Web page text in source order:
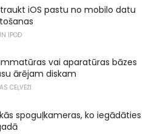
iOS pastu no mobilo datu
IPOD
vai aparatūras bāzes
ārējam diskam
CEĻVEŽI
spoguļkameras, ko iegādāties